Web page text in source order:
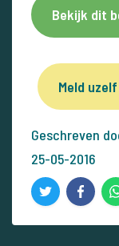
Bekijk dit
Meld
Geschreven
25-05-2016